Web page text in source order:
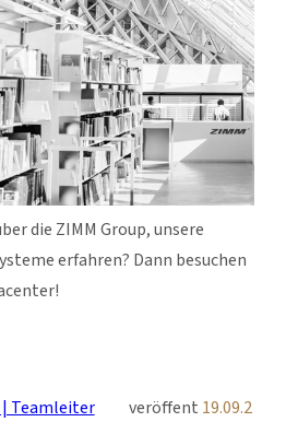
die ZIMM Group, unsere
erfahren? Dann besuchen
Teamleiter
veröffent 19.09.2